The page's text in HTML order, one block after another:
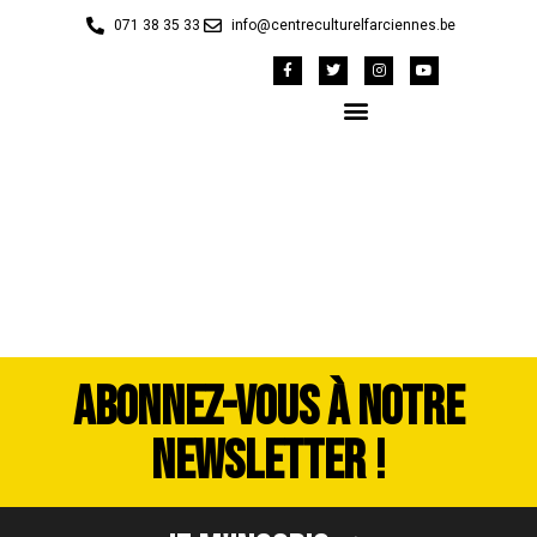
071 38 35 33 info@centreculturelfarciennes.be
ABONNEZ-VOUS À NOTRE
NEWSLETTER !